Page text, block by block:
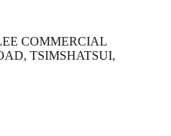
COMMERCIAL
TSIMSHATSUI,